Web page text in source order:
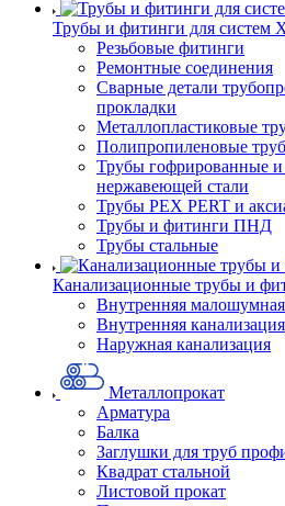
Трубы и фитинги для
Резьбовые фитинги
Ремонтные соединения
Сварные детали
прокладки
Металлопластиковые
Полипропиленовые
Трубы гофрированные
нержавеющей стали
Трубы PEX PERT и
Трубы и фитинги ПНД
Трубы стальные
Канализационные трубы и
Внутренняя
Внутренняя канализация
Наружная канализация
Металлопрокат
Арматура
Балка
Заглушки для труб
Квадрат стальной
Листовой прокат